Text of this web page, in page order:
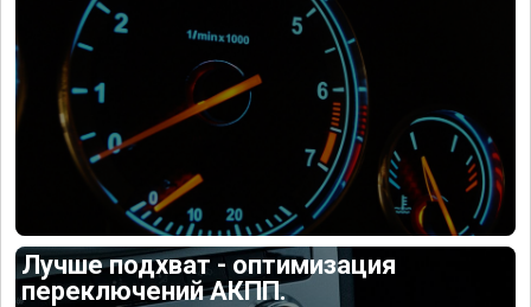
Лучше подхват - оптимизация
переключений АКПП.